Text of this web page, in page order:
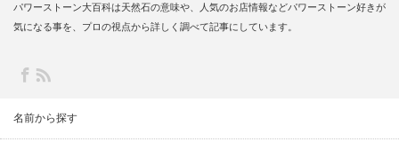
パワーストーン大百科は天然石の意味や、人気のお店情報などパワーストーン好きが
気になる事を、プロの視点から詳しく調べて記事にしています。
名前から探す